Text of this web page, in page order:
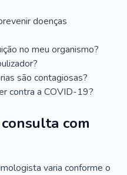
doenças
no meu organismo?
são contagiosas?
contra a COVID-19?
com
varia conforme o